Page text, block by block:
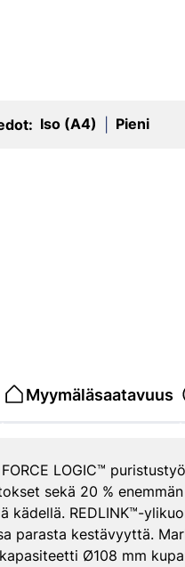
Iso (A4) Pieni
Myymäläsaatavuus
LOGIC™
sekä 20 %
kädellä. REDLINK™-
parasta kestävyyttä.
Ø108 mm